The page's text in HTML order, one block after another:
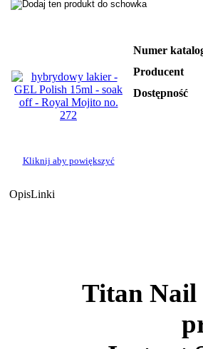
Kliknij aby powiększyć
Numer
Producent
Dostępność
OpisLinki
Titan Nail